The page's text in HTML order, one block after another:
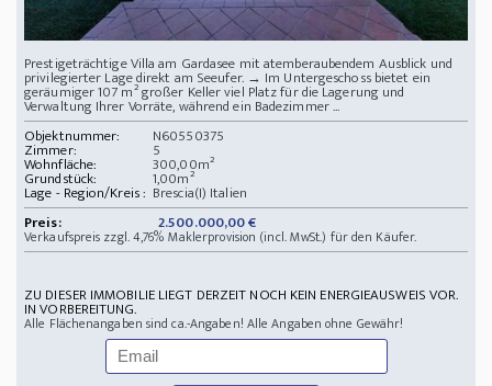
Prestigeträchtige Villa am Gardasee mit atemberaubendem Ausblick und
privilegierter Lage direkt am Seeufer. → Im Untergeschoss bietet ein
geräumiger 107 m² großer Keller viel Platz für die Lagerung und
Verwaltung Ihrer Vorräte, während ein Badezimmer ...
Objektnummer:
N60550375
Zimmer: 5
Wohnfläche: 300,00m²
Grundstück: 1,00m²
Lage - Region/Kreis : Brescia(I) Italien
Preis:
2.500.000,00 €
Verkaufspreis zzgl. 4,76% Maklerprovision (incl. MwSt.) für den Käufer.
ZU DIESER IMMOBILIE LIEGT DERZEIT NOCH KEIN ENERGIEAUSWEIS VOR.
IN VORBEREITUNG.
Alle Flächenangaben sind ca.-Angaben! Alle Angaben ohne Gewähr!